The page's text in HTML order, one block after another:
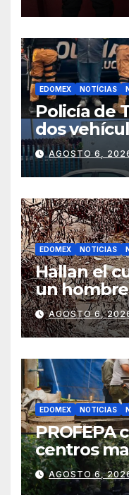
EDOMEX NOTÍCIAS
Policía de
dos
detiene a
AGOSTO 6,
EDOMEX NOTICIAS
Hallan el
un
río de
AGOSTO 6,
EDOMEX NOTICIAS
PROFEPA
centros
contra la
AGOSTO 6,